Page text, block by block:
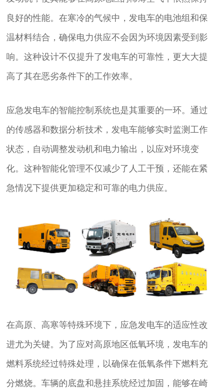
良好的性能。在寒冷的气候中，发电车的电池组和保
温材料结合，确保电力供应不会因为环境因素受到影
响。这种设计不仅提升了发电车的可靠性，更大大提
高了其在恶劣条件下的工作效率。
应急发电车的智能控制系统也是其重要的一环。通过
的传感器和数据分析技术，发电车能够实时监测工作
状态，自动调整发动机和电力输出，以应对环境变
化。这种智能化管理不仅减少了人工干预，还能在紧
急情况下提供更加稳定和可靠的电力供应。
在高原、高寒等特殊环境下，应急发电车的适应性改
进尤为关键。为了应对高原地区低氧环境，发电车的
燃料系统经过特殊处理，以确保在低氧条件下燃料充
分燃烧。车辆的底盘和悬挂系统经过加固，能够在崎